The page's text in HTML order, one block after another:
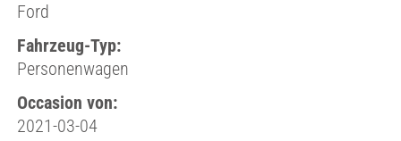
Ford
Fahrzeug-Typ:
Personenwagen
Occasion von:
2021-03-04